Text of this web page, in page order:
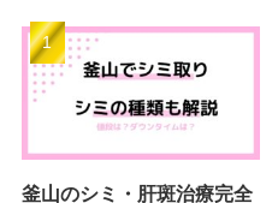
釜山のシミ・肝斑治療完全